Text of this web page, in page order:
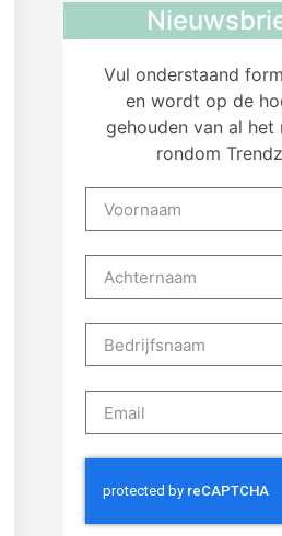
Vul onderstaand
en wordt op de
gehouden van al het
rondom